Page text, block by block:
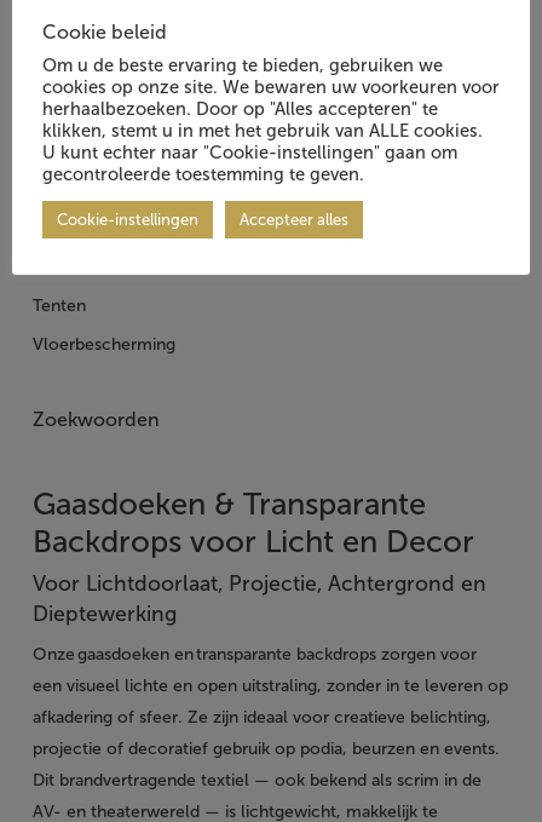
Koelkasten & vriezers
Meubilair
Mobile Airwall & Soundbaffles
Pipe & Drape
Podia
Site Safety & BHV
Tenten
Vloerbescherming
Zoekwoorden
Gaasdoeken & Transparante
Backdrops voor Licht en Decor
Voor Lichtdoorlaat, Projectie, Achtergrond en
Dieptewerking
Onze gaasdoeken en transparante backdrops zorgen voor
een visueel lichte en open uitstraling, zonder in te leveren op
afkadering of sfeer. Ze zijn ideaal voor creatieve belichting,
projectie of decoratief gebruik op podia, beurzen en events.
Dit brandvertragende textiel — ook bekend als scrim in de
AV- en theaterwereld — is lichtgewicht, makkelijk te
Cookie beleid
Om u de beste ervaring te bieden, gebruiken we
cookies op onze site. We bewaren uw voorkeuren voor
herhaalbezoeken. Door op "Alles accepteren" te
klikken, stemt u in met het gebruik van ALLE cookies.
U kunt echter naar "Cookie-instellingen" gaan om
gecontroleerde toestemming te geven.
Cookie-instellingen Accepteer alles